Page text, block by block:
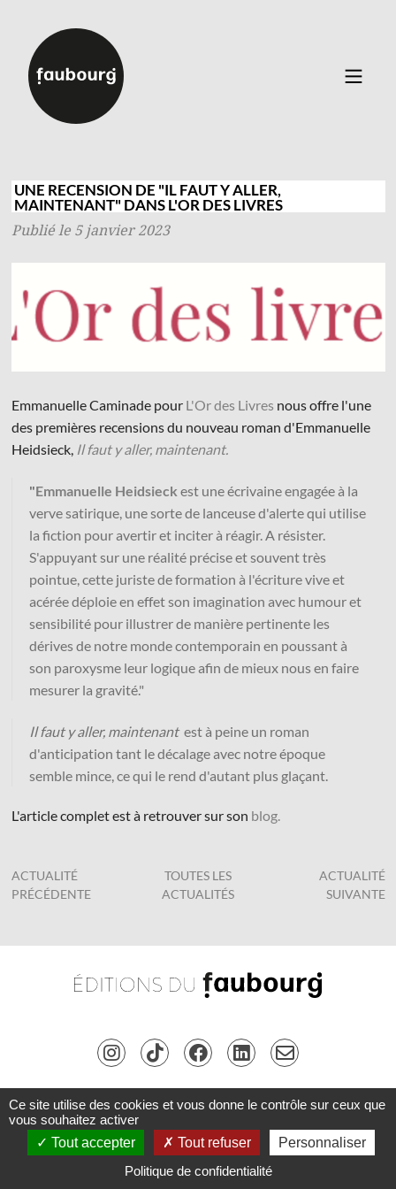
Auteurs
Événements
À propos
Connexion Inscription
© Les Éditions du Faubourg 2026
42 rue Planchat 75020 Paris
Fondatrice :Sophie Caillat
•Mentions légales•Politique de confidentialité
UNE RECENSION DE "IL FAUT Y ALLER,
MAINTENANT" DANS L'OR DES LIVRES
Publié le 5 janvier 2023
Emmanuelle Caminade pourL'Or des Livres nous offre l'une
des premières recensions du nouveau roman d'Emmanuelle
Heidsieck, Il faut y aller, maintenant.
"Emmanuelle Heidsieck est une écrivaine engagée à la
verve satirique, une sorte de lanceuse d'alerte qui utilise
la fiction pour avertir et inciter à réagir. A résister.
S'appuyant sur une réalité précise et souvent très
pointue, cette juriste de formation à l'écriture vive et
acérée déploie en effet son imagination avec humour et
sensibilité pour illustrer de manière pertinente les
dérives de notre monde contemporain en poussant à
son paroxysme leur logique afin de mieux nous en faire
mesurer la gravité."
Il faut y aller, maintenantest à peine un roman
d'anticipation tant le décalage avec notre époque
semble mince, ce qui le rend d'autant plus glaçant.
L'article complet est à retrouver sur son blog.
ACTUALITÉ
PRÉCÉDENTE
TOUTES LES
ACTUALITÉS
ACTUALITÉ
SUIVANTE
Copyright © Les Éditions du Faubourg 2026 • Tous droits réservés •Connexion •
42 rue Planchat 75020 Paris • Fondatrice :Sophie Caillat CGV•Mentions légales
Politique de confidentialité
Coding: verot.net• Design:marieblsn.com
Ce site utilise des cookies et vous donne le contrôle sur ceux que
vous souhaitez activer
Tout accepter
Tout refuser
Personnaliser
Politique de confidentialité